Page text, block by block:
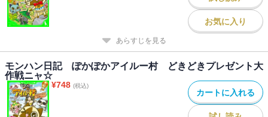
お気に入り
あらすじを見る
モンハン日記 ぽかぽかアイルー村 どきどきプレゼント大
作戦ニャ☆
¥748 (税込)
カートに入れる